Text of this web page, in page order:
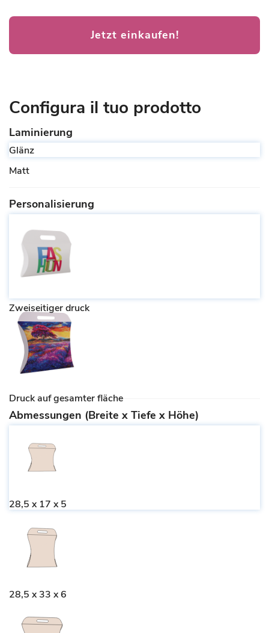
Jetzt einkaufen!
Configura il tuo prodotto
Laminierung
Glänz
Matt
Personalisierung
Zweiseitiger druck
Druck auf gesamter fläche
Abmessungen (Breite x Tiefe x Höhe)
28,5 x 17 x 5
28,5 x 33 x 6